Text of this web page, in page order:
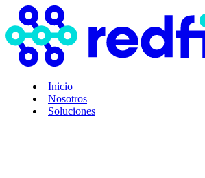
Inicio
Nosotros
Soluciones